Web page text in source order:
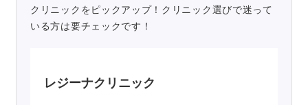
クリニックをピックアップ！クリニック選びで迷って
いる方は要チェックです！
レジーナクリニック